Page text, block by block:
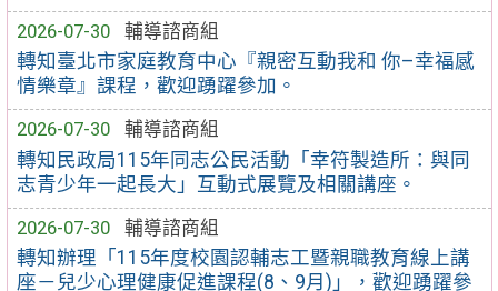
2026-07-30
輔導諮商組
轉知臺北市家庭教育中心『親密互動我和 你–幸福感
情樂章』課程，歡迎踴躍參加。
2026-07-30
輔導諮商組
轉知民政局115年同志公民活動「幸符製造所：與同
志青少年一起長大」互動式展覽及相關講座。
2026-07-30
輔導諮商組
轉知辦理「115年度校園認輔志工暨親職教育線上講
座－兒少心理健康促進課程(8、9月)」，歡迎踴躍參